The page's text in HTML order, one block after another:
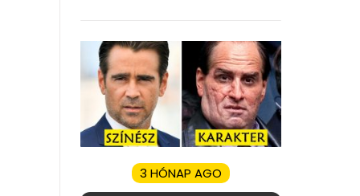
3 HÓNAP AGO